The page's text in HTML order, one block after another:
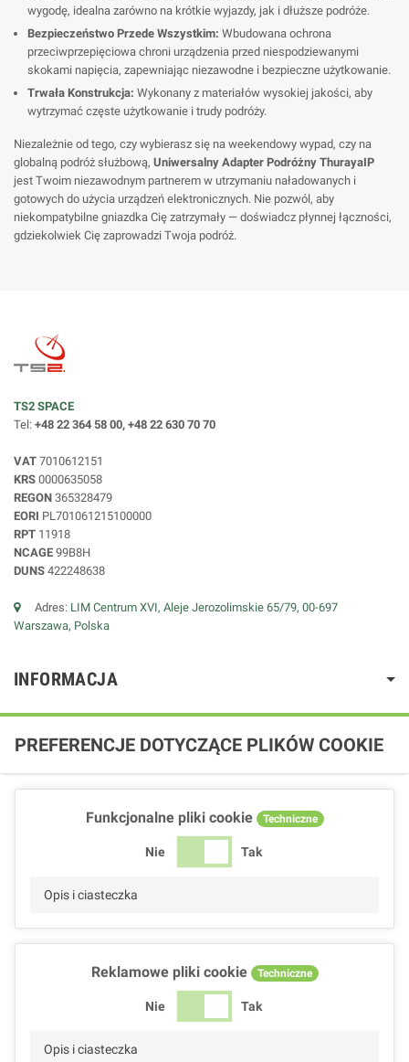
wygodę, idealna zarówno na krótkie wyjazdy, jak i dłuższe podróże.
Bezpieczeństwo Przede Wszystkim: Wbudowana ochrona
przeciwprzepięciowa chroni urządzenia przed niespodziewanymi
skokami napięcia, zapewniając niezawodne i bezpieczne użytkowanie.
Trwała Konstrukcja: Wykonany z materiałów wysokiej jakości, aby
wytrzymać częste użytkowanie i trudy podróży.
Niezależnie od tego, czy wybierasz się na weekendowy wypad, czy na
globalną podróż służbową, Uniwersalny Adapter Podróżny ThurayaIP
jest Twoim niezawodnym partnerem w utrzymaniu naładowanych i
gotowych do użycia urządzeń elektronicznych. Nie pozwól, aby
niekompatybilne gniazdka Cię zatrzymały — doświadcz płynnej łączności,
gdziekolwiek Cię zaprowadzi Twoja podróż.
TS2 SPACE
Tel: +48 22 364 58 00, +48 22 630 70 70
VAT 7010612151
KRS 0000635058
REGON 365328479
EORI PL701061215100000
RPT 11918
NCAGE 99B8H
DUNS 422248638
Adres: LIM Centrum XVI, Aleje Jerozolimskie 65/79, 00-697
Warszawa, Polska
INFORMACJA
PREFERENCJE DOTYCZĄCE PLIKÓW COOKIE
Funkcjonalne pliki cookie Techniczne
Nie Tak
Opis i ciasteczka
Reklamowe pliki cookie Techniczne
Nie Tak
Opis i ciasteczka